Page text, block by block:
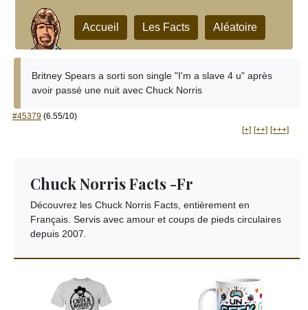
Accueil Les Facts Aléatoire
Britney Spears a sorti son single "I'm a slave 4 u" après
avoir passé une nuit avec Chuck Norris
#45379 (6.55/10)
[+] [++] [+++]
Chuck Norris Facts -Fr
Découvrez les Chuck Norris Facts, entièrement en
Français. Servis avec amour et coups de pieds circulaires
depuis 2007.